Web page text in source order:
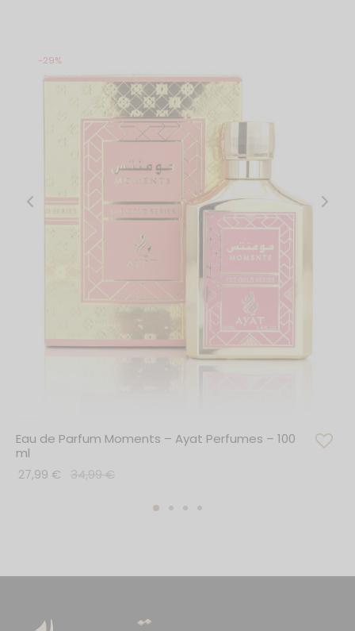
-29%
Eau de Parfum Moments – Ayat Perfumes – 100
ml
27,99 € 34,99€